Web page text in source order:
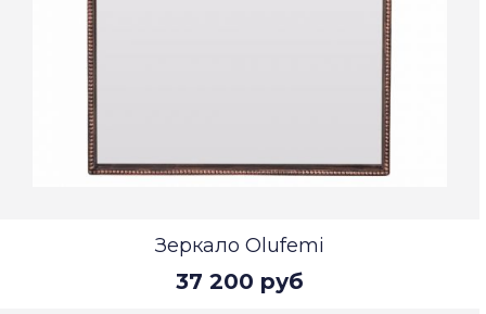
Зеркало Olufemi
37 200 руб